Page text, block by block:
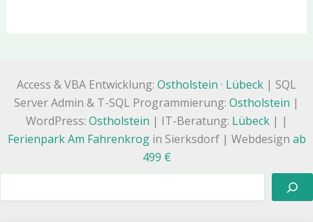
Access & VBA Entwicklung: Ostholstein · Lübeck | SQL
Server Admin & T-SQL Programmierung: Ostholstein |
WordPress: Ostholstein | IT-Beratung: Lübeck| |
Ferienpark Am Fahrenkrogin Sierksdorf | Webdesign ab
499 €
Suchen